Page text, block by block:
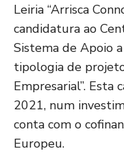
Leiria “Arrisca
candidatura ao
Sistema de Apoio
tipologia de
Empresarial”. Esta
2021, num
conta com o
Europeu.